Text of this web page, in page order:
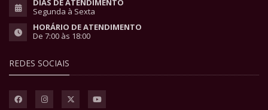
DIAS DE ATENDIMENTO
Segunda à Sexta
HORÁRIO DE ATENDIMENTO
De 7:00 às 18:00
REDES SOCIAIS